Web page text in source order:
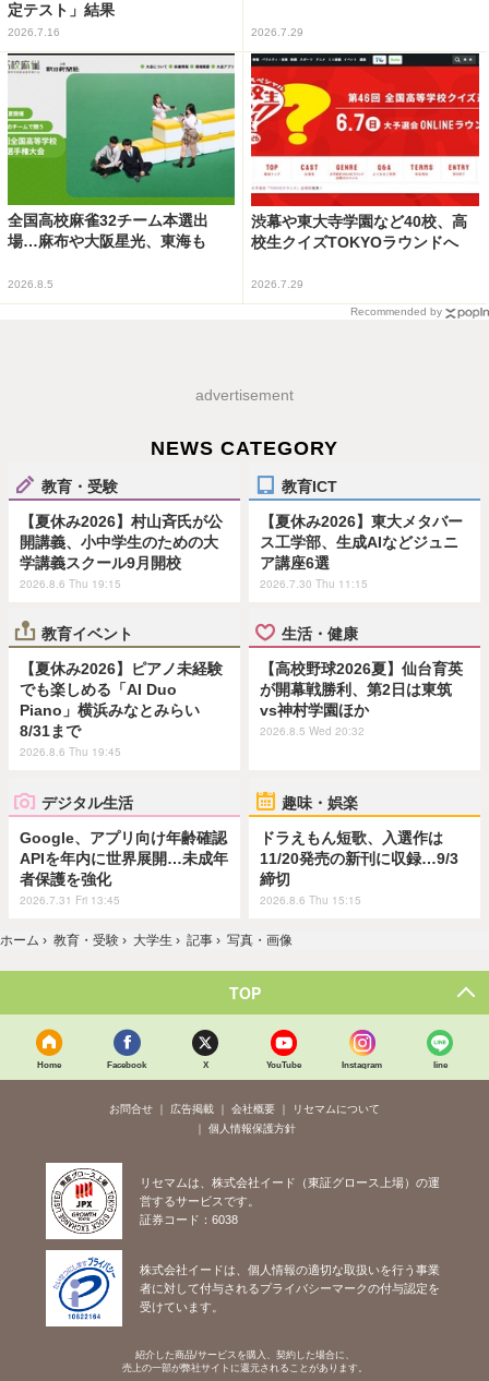
定テスト」結果
2026.7.16 2026.7.29
全国高校麻雀32チーム本選出
場…麻布や大阪星光、東海も
2026.8.5
渋幕や東大寺学園など40校、高
校生クイズTOKYOラウンドへ
2026.7.29
Recommended by
advertisement
NEWS CATEGORY
教育・受験
【夏休み2026】村山斉氏が公
開講義、小中学生のための大
学講義スクール9月開校
2026.8.6 Thu 19:15
教育ICT
【夏休み2026】東大メタバー
ス工学部、生成AIなどジュニ
ア講座6選
2026.7.30 Thu 11:15
教育イベント
【夏休み2026】ピアノ未経験
でも楽しめる「AI Duo
Piano」横浜みなとみらい
8/31まで
2026.8.6 Thu 19:45
生活・健康
【高校野球2026夏】仙台育英
が開幕戦勝利、第2日は東筑
vs神村学園ほか
2026.8.5 Wed 20:32
デジタル生活
Google、アプリ向け年齢確認
APIを年内に世界展開…未成年
者保護を強化
2026.7.31 Fri 13:45
趣味・娯楽
ドラえもん短歌、入選作は
11/20発売の新刊に収録…9/3
締切
2026.8.6 Thu 15:15
ホーム › 教育・受験 › 大学生 › 記事 › 写真・画像
TOP
Home Facebook X YouTube Instagram line
お問合せ 広告掲載 会社概要
リセマムについて
個人情報保護方針
リセマムは、株式会社イード（東証グロース上場）の運
営するサービスです。
証券コード：6038
株式会社イードは、個人情報の適切な取扱いを行う事業
者に対して付与されるプライバシーマークの付与認定を
受けています。
紹介した商品/サービスを購入、契約した場合に、
売上の一部が弊社サイトに還元されることがあります。